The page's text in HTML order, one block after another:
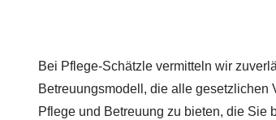
Bei Pflege-Schätzle vermitteln wir
Betreuungsmodell, die alle gesetzlichen
Pflege und Betreuung zu bieten, die Sie